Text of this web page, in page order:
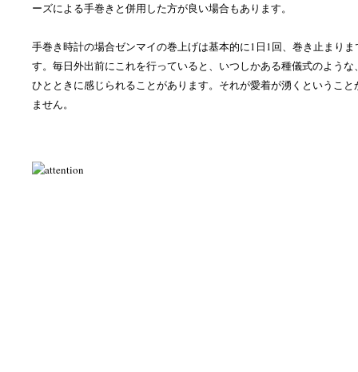
ーズによる手巻きと併用した方が良い場合もあります。
手巻き時計の場合ゼンマイの巻上げは基本的に1日1回、巻き止まりま
す。毎日外出前にこれを行っていると、いつしかある種儀式のような
ひとときに感じられることがあります。それが愛着が湧くということ
ません。